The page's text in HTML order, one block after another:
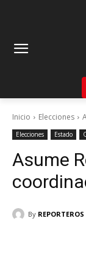
Inicio Elecciones
Elecciones Estado
Asume
By